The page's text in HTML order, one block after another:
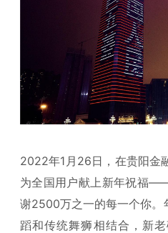
2022年1月26日，在贵阳金
为全国用户献上新年祝福
谢2500万之一的每一个你。
蹈和传统舞狮相结合，新